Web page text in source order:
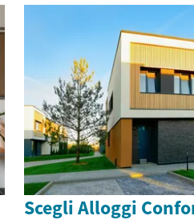
Scegli Alloggi